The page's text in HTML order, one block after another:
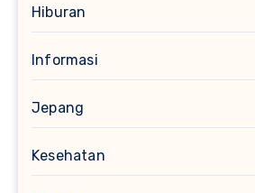
Hiburan
Informasi
Jepang
Kesehatan